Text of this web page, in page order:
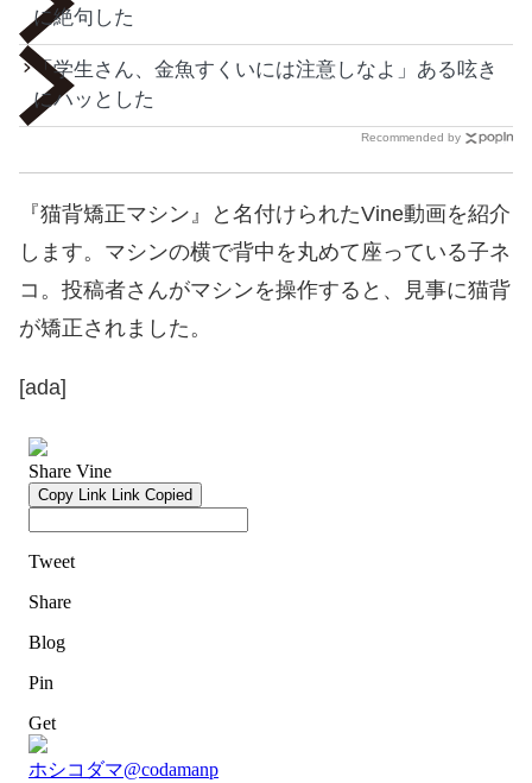
に絶句した
「学生さん、金魚すくいには注意しなよ」ある呟き
にハッとした
Recommended by
『猫背矯正マシン』と名付けられたVine動画を紹介
します。マシンの横で背中を丸めて座っている子ネ
コ。投稿者さんがマシンを操作すると、見事に猫背
が矯正されました。
[ada]